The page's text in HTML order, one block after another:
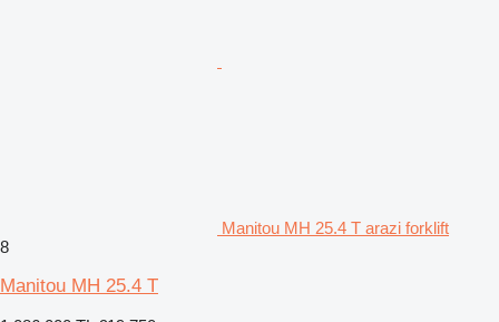
Manitou MH 25.4 T arazi forklift
8
Manitou MH 25.4 T